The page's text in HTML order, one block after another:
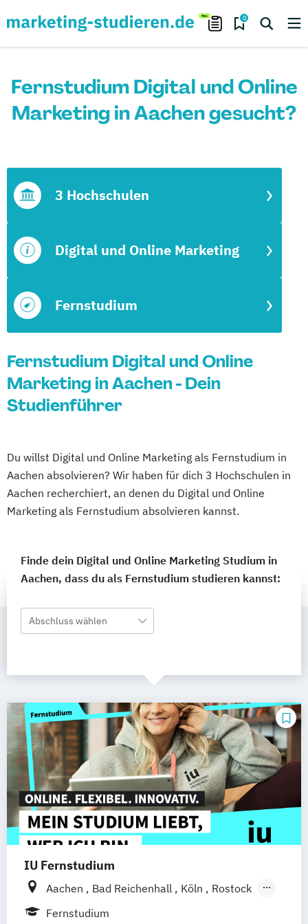
0
Fernstudium Digital und Online
Marketing in Aachen gesucht?
Fernstudium
Digital und Online Marketing
3 Hochschulen
Fernstudium Digital und Online
Marketing in Aachen - Dein
Studienführer
Du willst Digital und Online Marketing als Fernstudium in
Aachen absolvieren? Wir haben für dich 3 Hochschulen in
Aachen recherchiert, an denen du Digital und Online
Marketing als Fernstudium absolvieren kannst.
Finde dein Digital und Online Marketing Studium in
Aachen, dass du als Fernstudium studieren kannst:
Abschluss wählen
IU Fernstudium
Aachen Bad Reichenhall Köln
Rostock
Freiburg
Fernstudium